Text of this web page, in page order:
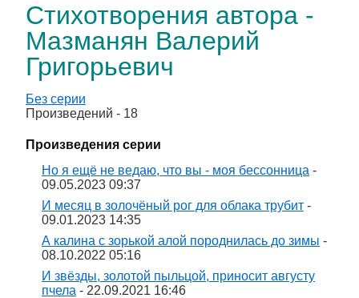
Стихотворения автора -
Мазманян Валерий
Григорьевич
Без серии
Произведений - 18
Произведения серии
Но я ещё не ведаю, что вы - моя бессонница -
09.05.2023 09:37
И месяц в золочёный рог для облака трубит -
09.01.2023 14:35
А калина с зорькой алой породнилась до зимы -
08.10.2022 05:16
И звёзды, золотой пыльцой, приносит августу
пчела - 22.09.2021 16:46